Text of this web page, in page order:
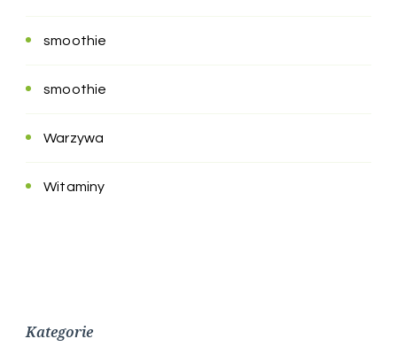
smoothie
smoothie
Warzywa
Witaminy
Kategorie